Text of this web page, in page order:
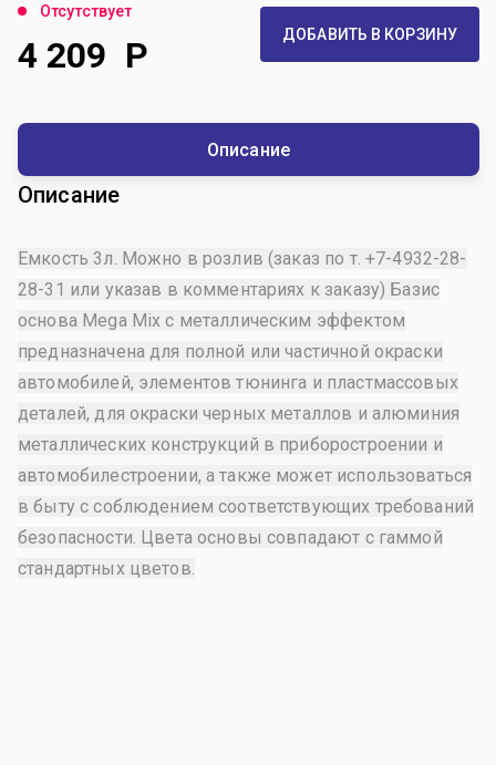
Отсутствует
4 209 Р ДОБАВИТЬ В КОРЗИНУ
Описание
Описание
Емкость 3л. Можно в розлив (заказ по т. +7-4932-28-
28-31 или указав в комментариях к заказу) Базис
основа Mega Mix с металлическим эффектом
предназначена для полной или частичной окраски
автомобилей, элементов тюнинга и пластмассовых
деталей, для окраски черных металлов и алюминия
металлических конструкций в приборостроении и
автомобилестроении, а также может использоваться
в быту с соблюдением соответствующих требований
безопасности. Цвета основы совпадают с гаммой
стандартных цветов.